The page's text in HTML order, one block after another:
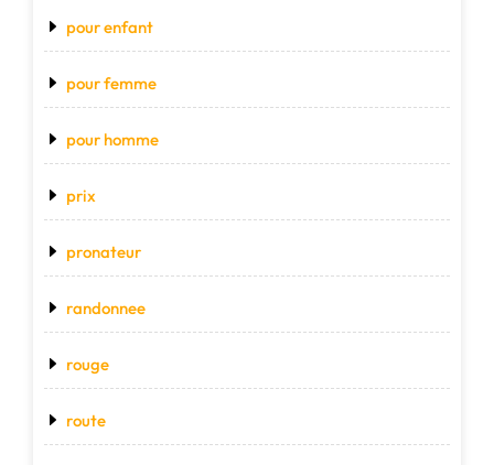
pour enfant
pour femme
pour homme
prix
pronateur
randonnee
rouge
route